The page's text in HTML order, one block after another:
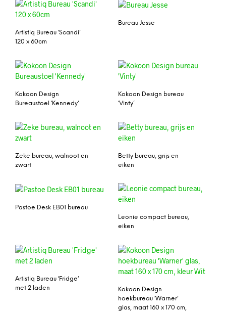
Artistiq Bureau ‘Scandi’
120 x 60cm
Bureau Jesse
Kokoon Design
Bureaustoel ‘Kennedy’
Kokoon Design bureau
‘Vinty’
Zeke bureau, walnoot en
zwart
Betty bureau, grijs en
eiken
Pastoe Desk EB01 bureau
Leonie compact bureau,
eiken
Artistiq Bureau ‘Fridge’
met 2 laden
Kokoon Design
hoekbureau ‘Warner’
glas, maat 160 x 170 cm,